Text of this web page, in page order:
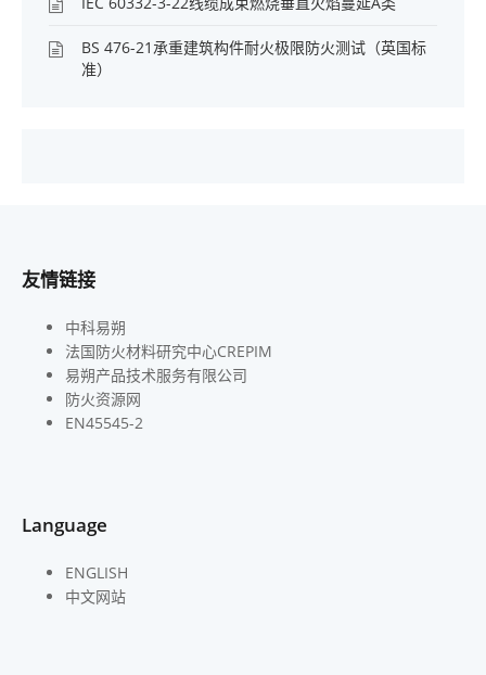
BS 476-21承重建筑构件耐火极限防火测试（英国标
准）
友情链接
中科易朔
法国防火材料研究中心CREPIM
易朔产品技术服务有限公司
防火资源网
EN45545-2
Language
ENGLISH
中文网站